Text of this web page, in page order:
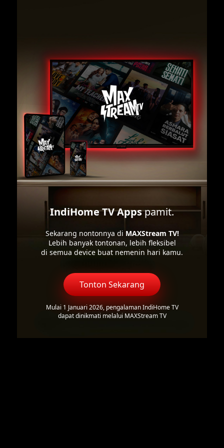
IndiHome TV Appspamit.
Sekarang nontonnya di MAXStream TV!
Lebih banyak tontonan, lebih fleksibel
di semua device buat nemenin hari kamu.
Tonton Sekarang
Mulai 1 Januari 2026, pengalaman IndiHome TV
dapat dinikmati melalui MAXStream TV